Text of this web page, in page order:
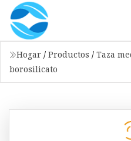
Hogar / Productos / Taza
borosilicato